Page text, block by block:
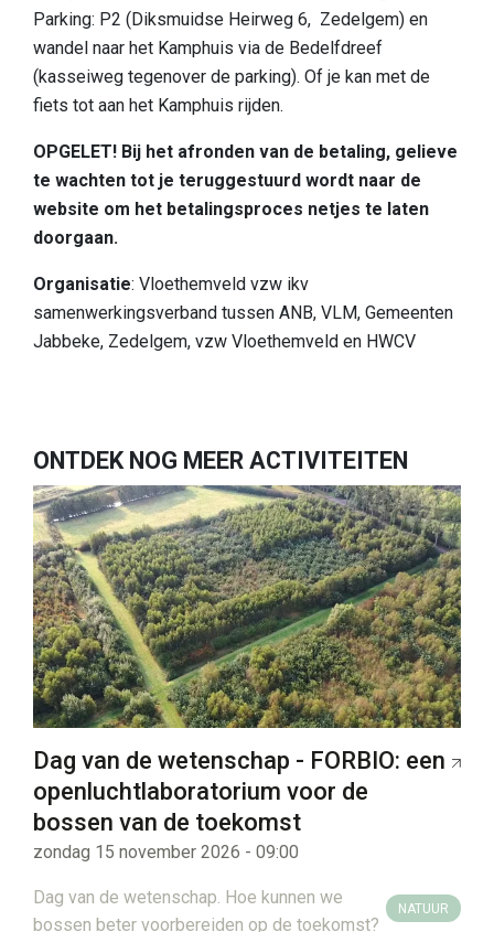
Bezienswaardigheden in de regio
Bereikbaarheid
Wie zijn wij
Wetenschappelijk onderzoek
Parking: P2 (Diksmuidse Heirweg 6, Zedelgem) en
wandel naar het Kamphuis via de Bedelfdreef
(kasseiweg tegenover de parking). Of je kan met de
fiets tot aan het Kamphuis rijden.
OPGELET! Bij het afronden van de betaling, gelieve
te wachten tot je teruggestuurd wordt naar de
website om het betalingsproces netjes te laten
doorgaan.
Organisatie: Vloethemveld vzw ikv
samenwerkingsverband tussen ANB, VLM, Gemeenten
Jabbeke, Zedelgem, vzw Vloethemveld en HWCV
ONTDEK NOG MEER ACTIVITEITEN
Dag van de wetenschap - FORBIO: een
openluchtlaboratorium voor de
bossen van de toekomst
zondag 15 november 2026 - 09:00
Dag van de wetenschap. Hoe kunnen we
bossen beter voorbereiden op de toekomst?
NATUUR